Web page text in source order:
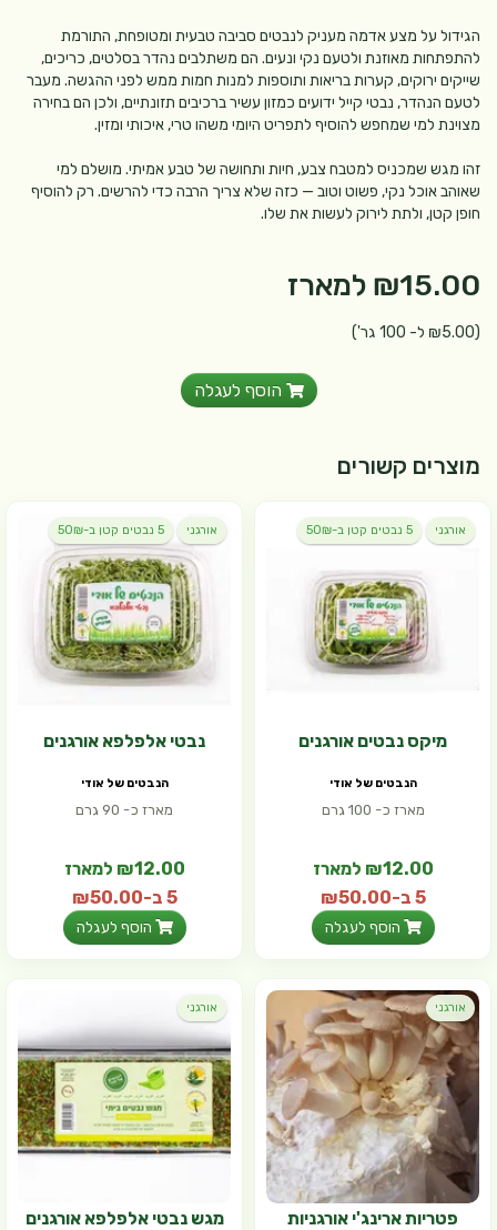
הגידול על מצע אדמה מעניק לנבטים סביבה טבעית ומטופחת, התורמת
להתפתחות מאוזנת ולטעם נקי ונעים. הם משתלבים נהדר בסלטים, כריכים,
שייקים ירוקים, קערות בריאות ותוספות למנות חמות ממש לפני ההגשה. מעבר
לטעם הנהדר, נבטי קייל ידועים כמזון עשיר ברכיבים תזונתיים, ולכן הם בחירה
מצוינת למי שמחפש להוסיף לתפריט היומי משהו טרי, איכותי ומזין.
זהו מגש שמכניס למטבח צבע, חיות ותחושה של טבע אמיתי. מושלם למי
שאוהב אוכל נקי, פשוט וטוב — כזה שלא צריך הרבה כדי להרשים. רק להוסיף
חופן קטן, ולתת לירוק לעשות את שלו.
₪15.00 למארז
(₪5.00 ל- 100 גר')
הוסף לעגלה
מוצרים קשורים
אורגני 5 נבטים קטן ב-50₪
מיקס נבטים אורגנים
הנבטים של אודי
מארז כ- 100 גרם
₪12.00 למארז
5 ב-₪50.00
הוסף לעגלה
אורגני 5 נבטים קטן ב-50₪
נבטי אלפלפא אורגנים
הנבטים של אודי
מארז כ- 90 גרם
₪12.00 למארז
5 ב-₪50.00
הוסף לעגלה
אורגני
פטריות ארינג'י אורגניות
אורגני
מגש נבטי אלפלפא אורגנים